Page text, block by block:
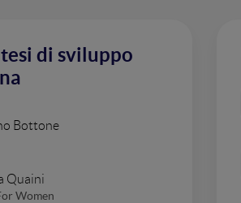
di sviluppo
Bottone
Quaini
Women